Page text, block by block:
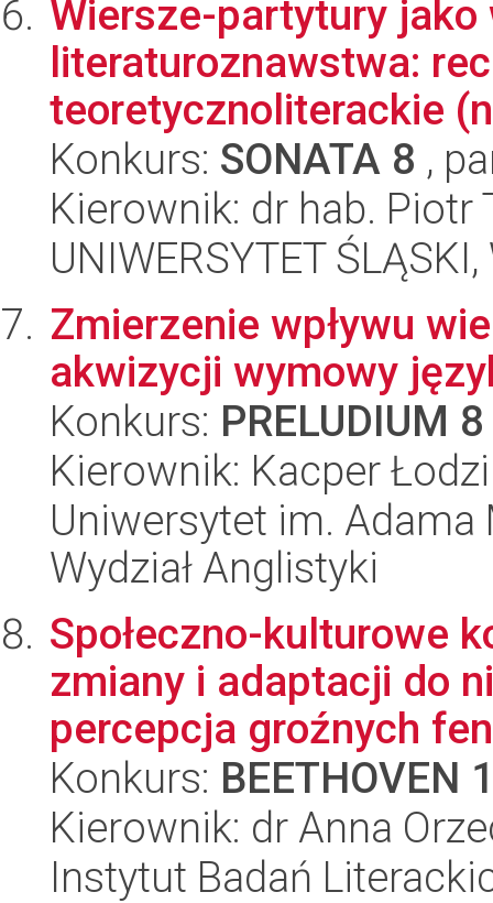
Wiersze-partytury jako
literaturoznawstwa:
teoretycznoliterackie
Konkurs: SONATA 8 ,
Kierownik: dr hab. Piotr
UNIWERSYTET
Zmierzenie wpływu
akwizycji wymowy
Konkurs: PRELUDIUM 8
Kierownik: Kacper
Uniwersytet im.
Wydział Anglistyki
Społeczno-kulturowe
zmiany i adaptacji do
percepcja groźnych
Konkurs: BEETHOVEN
Kierownik: dr Anna
Instytut Badań